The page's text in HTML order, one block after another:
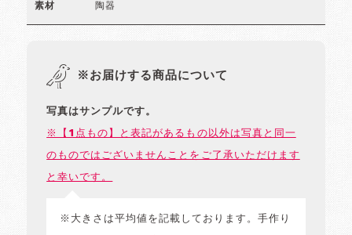
素材 陶器
※お届けする商品について
写真はサンプルです。
※【1点もの】と表記があるもの以外は写真と同一
のものではございませんことをご了承いただけます
と幸いです。
※大きさは平均値を記載しております。手作り